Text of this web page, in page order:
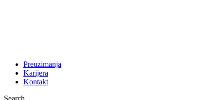
Preuzimanja
Karijera
Kontakt